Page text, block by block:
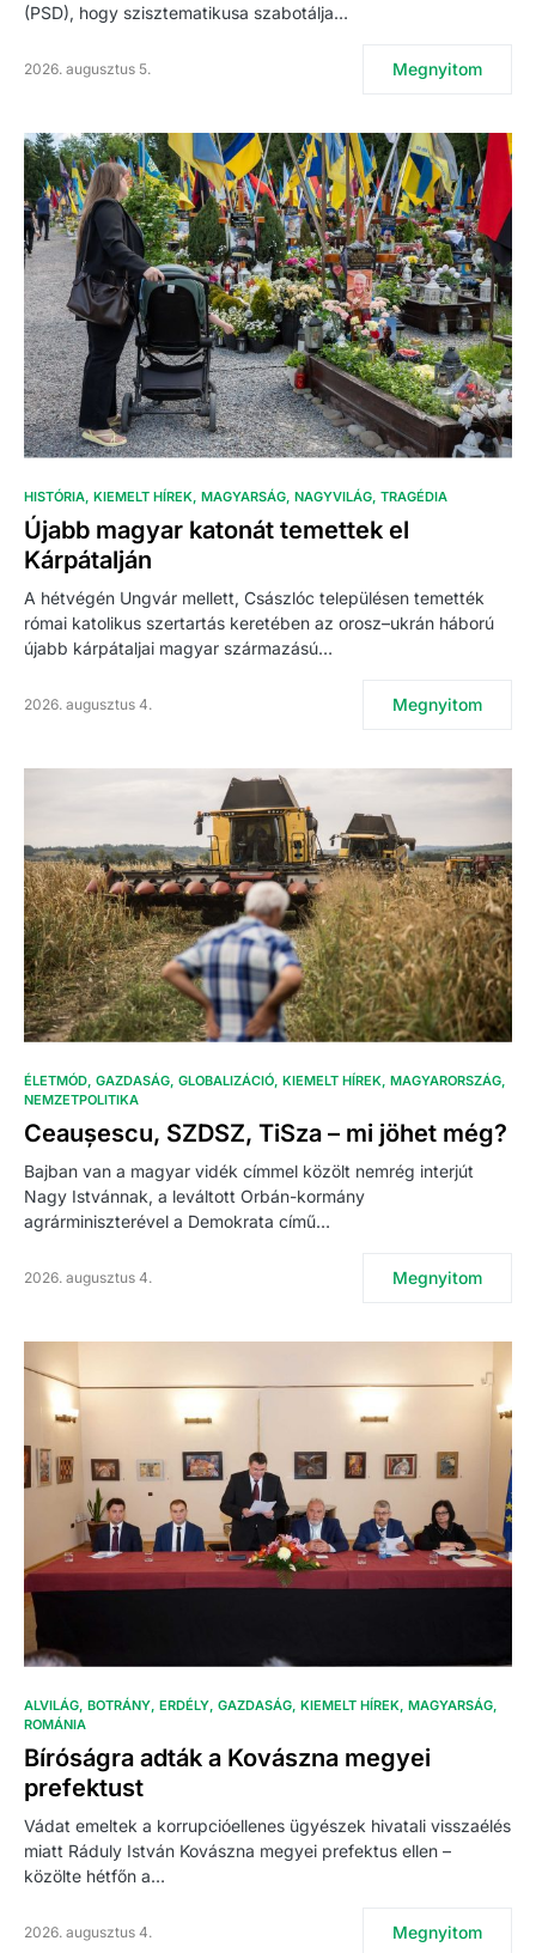
(PSD), hogy szisztematikusa szabotálja…
2026. augusztus 5. Megnyitom
HISTÓRIA KIEMELT HÍREK MAGYARSÁG NAGYVILÁG TRAGÉDIA
Újabb magyar katonát temettek el
Kárpátalján
A hétvégén Ungvár mellett, Császlóc településen temették
római katolikus szertartás keretében az orosz–ukrán háború
újabb kárpátaljai magyar származású…
2026. augusztus 4. Megnyitom
ÉLETMÓD GAZDASÁG GLOBALIZÁCIÓ KIEMELT HÍREK MAGYARORSZÁG
NEMZETPOLITIKA
Ceaușescu, SZDSZ, TiSza – mi jöhet még?
Bajban van a magyar vidék címmel közölt nemrég interjút
Nagy Istvánnak, a leváltott Orbán-kormány
agrárminiszterével a Demokrata című…
2026. augusztus 4. Megnyitom
ALVILÁG BOTRÁNY ERDÉLY GAZDASÁG KIEMELT HÍREK MAGYARSÁG
ROMÁNIA
Bíróságra adták a Kovászna megyei
prefektust
Vádat emeltek a korrupcióellenes ügyészek hivatali visszaélés
miatt Ráduly István Kovászna megyei prefektus ellen –
közölte hétfőn a…
2026. augusztus 4. Megnyitom